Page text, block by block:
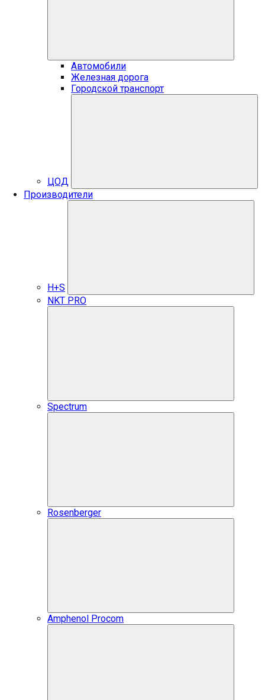
Автомобили
Железная дорога
Городской транспорт
ЦОД
Производители
H+S
NKT PRO
Spectrum
Rosenberger
Amphenol Procom